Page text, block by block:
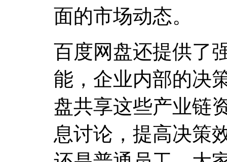
面的市场动态。
百度网盘还提供了
能，企业内部的决
盘共享这些产业链
息讨论，提高决策